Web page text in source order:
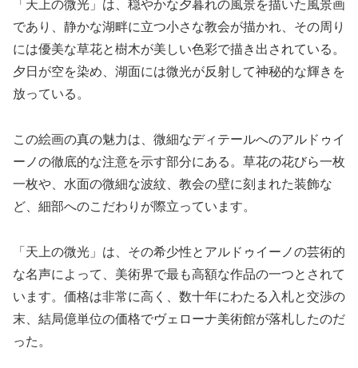
「天上の微光」は、穏やかな夕暮れの風景を描いた風景画
であり、静かな湖畔に立つ小さな教会が描かれ、その周り
には優美な草花と樹木が美しい色彩で描き出されている。
夕日が空を染め、湖面には微光が反射して神秘的な輝きを
放っている。
この絵画の真の魅力は、微細なディテールへのアルドゥイ
ーノの徹底的な注意を示す部分にある。草花の花びら一枚
一枚や、水面の微細な波紋、教会の壁に刻まれた装飾な
ど、細部へのこだわりが際立っています。
「天上の微光」は、その希少性とアルドゥイーノの芸術的
な名声によって、美術界で最も高額な作品の一つとされて
います。価格は非常に高く、数十年にわたる入札と交渉の
末、結局億単位の価格でヴェローナ美術館が落札したのだ
った。